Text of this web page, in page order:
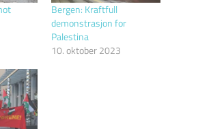
Bergen: Kraftfull
demonstrasjon for
Palestina
10. oktober 2023